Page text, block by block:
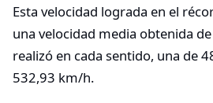
Esta velocidad lograda en el
una velocidad media obtenida
realizó en cada sentido, una de
532,93 km/h.